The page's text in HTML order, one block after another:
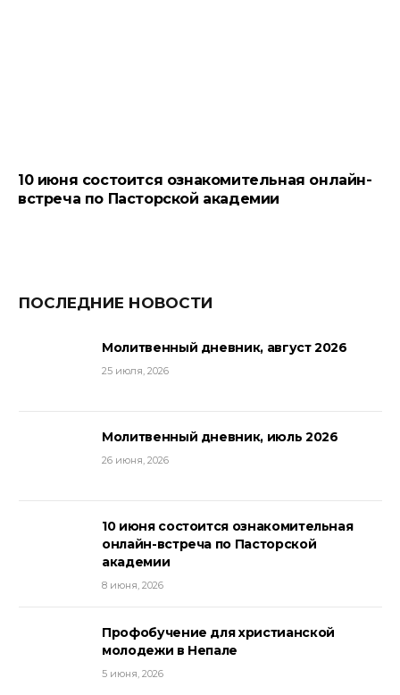
10 июня состоится ознакомительная онлайн-
встреча по Пасторской академии
ПОСЛЕДНИЕ НОВОСТИ
Молитвенный дневник, август 2026
25 июля, 2026
Молитвенный дневник, июль 2026
26 июня, 2026
10 июня состоится ознакомительная
онлайн-встреча по Пасторской
академии
8 июня, 2026
Профобучение для христианской
молодежи в Непале
5 июня, 2026